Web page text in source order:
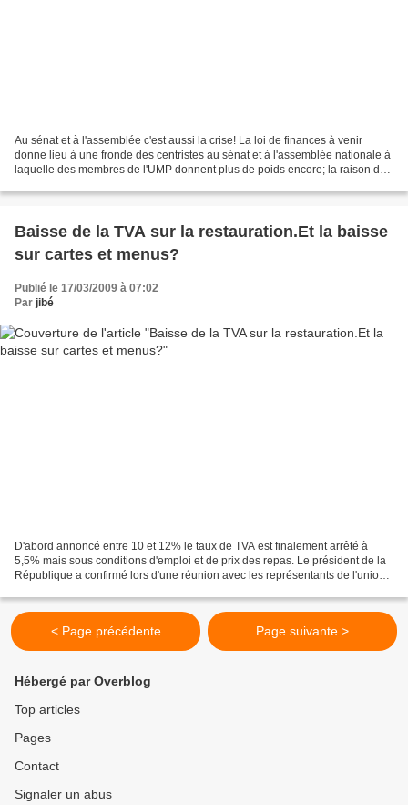
Au sénat et à l'assemblée c'est aussi la crise! La loi de finances à venir
donne lieu à une fronde des centristes au sénat et à l'assemblée nationale à
laquelle des membres de l'UMP donnent plus de poids encore; la raison de
Baisse de la TVA sur la restauration.Et la baisse
sur cartes et menus?
Publié le 17/03/2009 à 07:02
Par jibé
D'abord annoncé entre 10 et 12% le taux de TVA est finalement arrêté à
5,5% mais sous conditions d'emploi et de prix des repas. Le président de la
République a confirmé lors d'une réunion avec les représentants de l'union
< Page précédente Page suivante >
Hébergé par Overblog
Top articles
Pages
Contact
Signaler un abus